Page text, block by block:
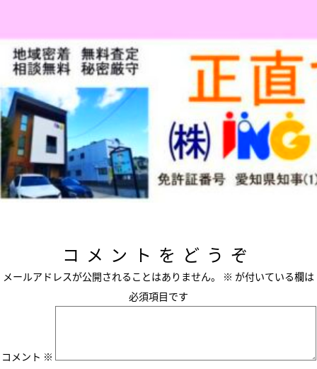
コメントをどうぞ
メールアドレスが公開されることはありません。 ※ が付いている欄は
必須項目です
コメント ※